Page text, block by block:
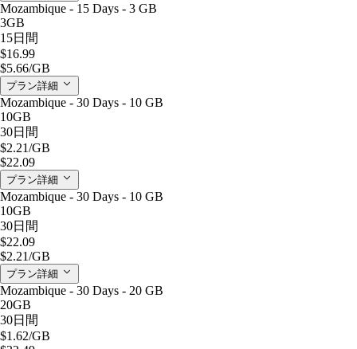
Mozambique - 15 Days - 3 GB
3GB
15日間
$16.99
$5.66/GB
プラン詳細
Mozambique - 30 Days - 10 GB
10GB
30日間
$2.21/GB
$22.09
プラン詳細
Mozambique - 30 Days - 10 GB
10GB
30日間
$22.09
$2.21/GB
プラン詳細
Mozambique - 30 Days - 20 GB
20GB
30日間
$1.62/GB